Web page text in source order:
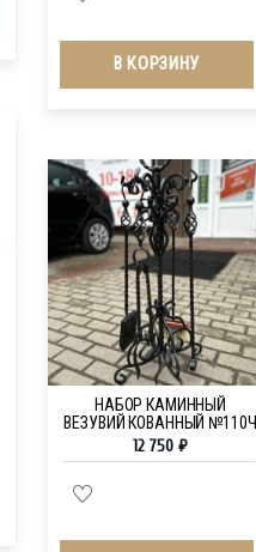
В КОРЗИНУ
НАБОР КАМИННЫЙ
ВЕЗУВИЙ КОВАННЫЙ №110Ч
12 750 ₽